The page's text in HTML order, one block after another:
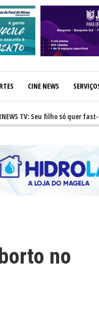
CINE NEWS
TV: Seu filho só quer fast-
no